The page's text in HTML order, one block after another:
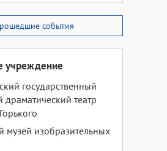
события
учреждение
государственный
драматический театр
музей изобразительных